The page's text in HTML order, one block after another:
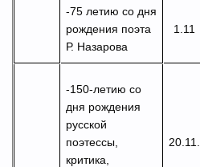
-75 летию со дня
рождения поэта
Р. Назарова
1.11
-150-летию со
дня рождения
русской
поэтессы,
критика,
20.11.